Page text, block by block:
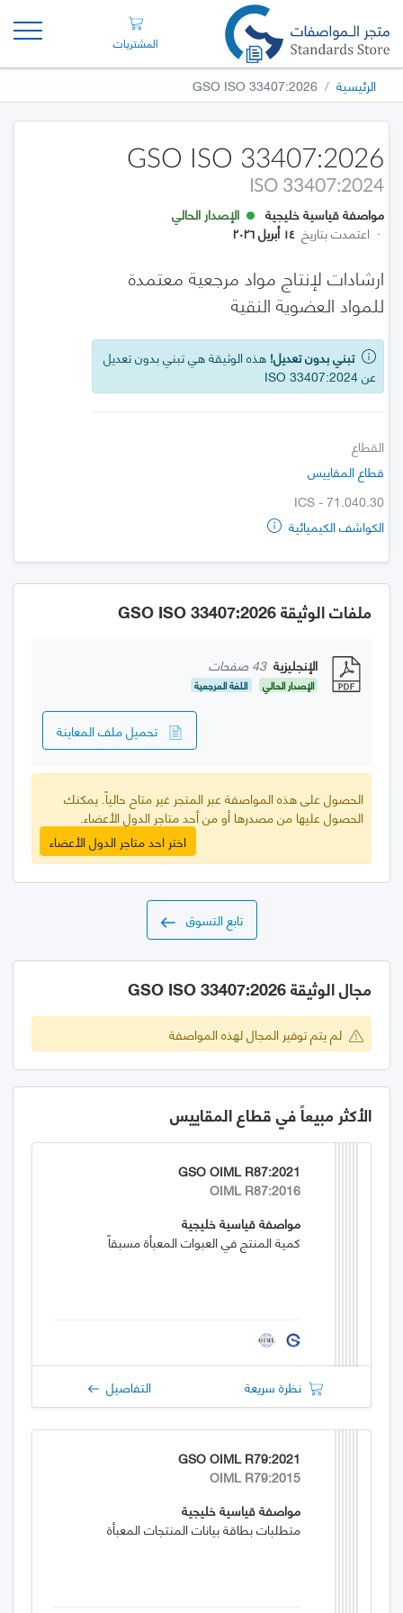
المشتريات
الرئيسية GSO ISO 33407:2026
GSO ISO 33407:2026
ISO 33407:2024
مواصفة قياسية خليجية
الإصدار الحالي
· اعتمدت بتاريخ ١٤ أبريل ٢٠٢٦
ارشادات لإنتاج مواد مرجعية معتمدة
للمواد العضوية النقية
تبني بدون تعديل! هذه الوثيقة هي تبني بدون تعديل
عن ISO 33407:2024
القطاع
قطاع المقاييس
ICS - 71.040.30
الكواشف الكيميائية
ملفات الوثيقة GSO ISO 33407:2026
الإنجليزية 43 صفحات
الإصدار الحالي اللغة المرجعية
تحميل ملف المعاينة
الحصول على هذه المواصفة عبر المتجر غير متاح حالياً. يمكنك
الحصول عليها من مصدرها أو من أحد متاجر الدول الأعضاء.
اختر احد متاجر الدول الأعضاء
تابع التسوق
مجال الوثيقة GSO ISO 33407:2026
لم يتم توفير المجال لهذه المواصفة
الأكثر مبيعاً في قطاع المقاييس
GSO OIML R87:2021
OIML R87:2016
مواصفة قياسية خليجية
كمية المنتج في العبوات المعبأة مسبقاً
نظرة سريعة التفاصيل
GSO OIML R79:2021
OIML R79:2015
مواصفة قياسية خليجية
متطلبات بطاقة بيانات المنتجات المعبأة